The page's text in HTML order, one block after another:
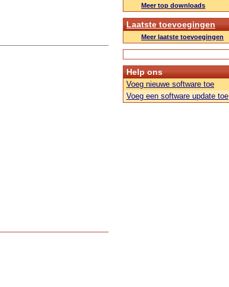
Meer top downloads
Laatste toevoegingen
Meer laatste toevoegingen
Help ons
Voeg nieuwe software toe
Voeg een software update toe